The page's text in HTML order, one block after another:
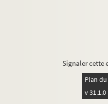
Signaler cette
Plan
v 31.1.0